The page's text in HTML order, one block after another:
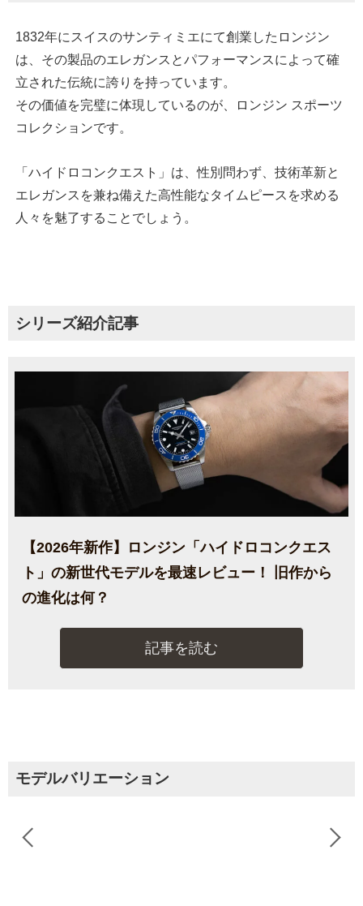
1832年にスイスのサンティミエにて創業したロンジン
は、その製品のエレガンスとパフォーマンスによって確
立された伝統に誇りを持っています。
その価値を完璧に体現しているのが、ロンジン スポーツ
コレクションです。
「ハイドロコンクエスト」は、性別問わず、技術革新と
エレガンスを兼ね備えた高性能なタイムピースを求める
人々を魅了することでしょう。
シリーズ紹介記事
【2026年新作】ロンジン「ハイドロコンクエス
ト」の新世代モデルを最速レビュー！ 旧作から
の進化は何？
記事を読む
モデルバリエーション